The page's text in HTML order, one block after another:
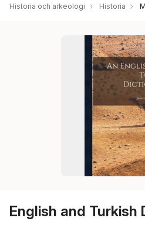
Historia och arkeologi Historia
English and Turkish